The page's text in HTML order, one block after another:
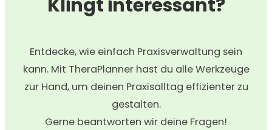
Klingt interessant?
Entdecke, wie einfach Praxisverwaltung sein
kann. Mit TheraPlanner hast du alle Werkzeuge
zur Hand, um deinen Praxisalltag effizienter zu
gestalten.
Gerne beantworten wir deine Fragen!